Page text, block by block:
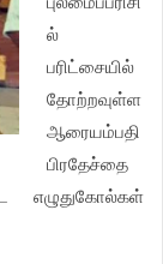
ல்
பரிட்சையில்
தோற்றவுள்ள
ஆரையம்பதி
பிரதேச்தை
எழுதுகோல்கள்